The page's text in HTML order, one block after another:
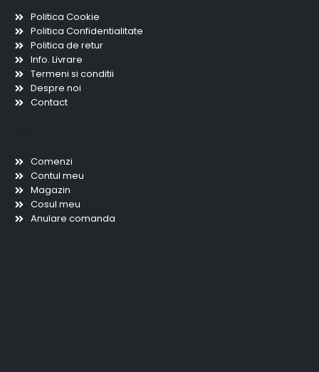
Politica Cookie
Politica Confidentialitate
Politica de retur
Info. Livrare
Termeni si conditii
Despre noi
Contact
Comenzi
Contul meu
Magazin
Cosul meu
Anulare comanda